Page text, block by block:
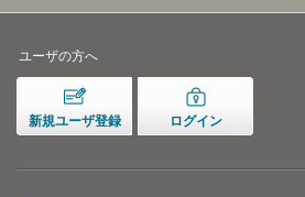
ユーザの方へ
新規ユーザ登録 ログイン